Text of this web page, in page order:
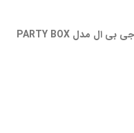
مشخصات کلی: اسپیکر بلوتوثی قابل حمل جی بی ال مدل PARTY BOX